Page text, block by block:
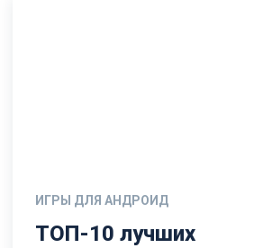
ИГРЫ ДЛЯ АНДРОИД
ТОП-10 лучших